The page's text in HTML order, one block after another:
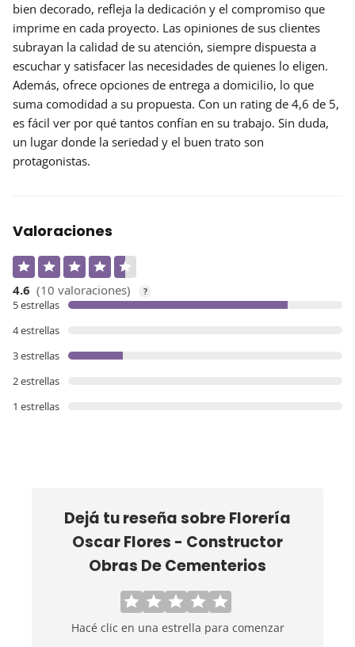
bien decorado, refleja la dedicación y el compromiso que
imprime en cada proyecto. Las opiniones de sus clientes
subrayan la calidad de su atención, siempre dispuesta a
escuchar y satisfacer las necesidades de quienes lo eligen.
Además, ofrece opciones de entrega a domicilio, lo que
suma comodidad a su propuesta. Con un rating de 4,6 de 5,
es fácil ver por qué tantos confían en su trabajo. Sin duda,
un lugar donde la seriedad y el buen trato son
protagonistas.
Valoraciones
4.6 (10 valoraciones) ?
5 estrellas
4 estrellas
3 estrellas
2 estrellas
1 estrellas
Dejá tu reseña sobreFlorería
Oscar Flores - Constructor
Obras De Cementerios
Hacé clic en una estrella para comenzar